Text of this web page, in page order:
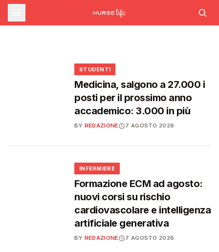
sfide che decideranno il futuro del
Ssn
Decreto PA e sanità: nuovo commissario per
le scorte Covid, liste d'attesa al Siveas e
INFERMIERE
Decreto PA: nuove regole per scorte Covid,
STUDENTI
Medicina, salgono a 27.000 i
posti per il prossimo anno
accademico: 3.000 in più
BY REDAZIONE 7 AGOSTO 2026
INFERMIERE
Formazione ECM ad agosto:
nuovi corsi su rischio
cardiovascolare e intelligenza
artificiale generativa
BY REDAZIONE 7 AGOSTO 2026